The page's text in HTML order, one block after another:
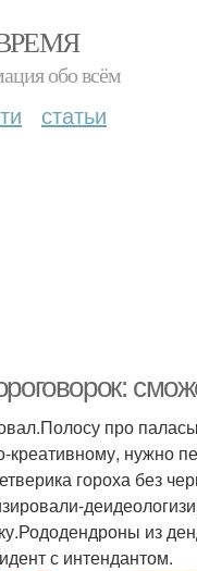
обо всём
статьи
про
нужно
гороха без
из
с интендантом.